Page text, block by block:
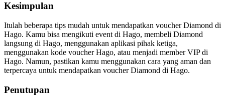
Kesimpulan
Itulah beberapa tips mudah untuk mendapatkan voucher Diamond di
Hago. Kamu bisa mengikuti event di Hago, membeli Diamond
langsung di Hago, menggunakan aplikasi pihak ketiga,
menggunakan kode voucher Hago, atau menjadi member VIP di
Hago. Namun, pastikan kamu menggunakan cara yang aman dan
terpercaya untuk mendapatkan voucher Diamond di Hago.
Penutupan